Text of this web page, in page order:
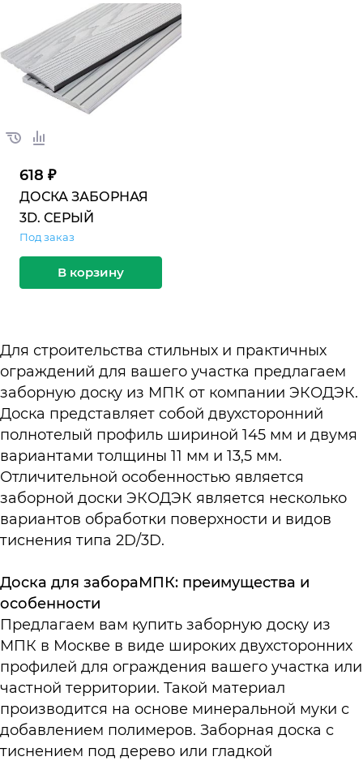
618 ₽
ДОСКА ЗАБОРНАЯ
3D. СЕРЫЙ
Под заказ
В корзину
Для строительства стильных и практичных
ограждений для вашего участка предлагаем
заборную доску из МПК от компании ЭКОДЭК.
Доска представляет собой двухсторонний
полнотелый профиль шириной 145 мм и двумя
вариантами толщины 11 мм и 13,5 мм.
Отличительной особенностью является
заборной доски ЭКОДЭК является несколько
вариантов обработки поверхности и видов
тиснения типа 2D/3D.
Доска для забораМПК: преимущества и
особенности
Предлагаем вам купить заборную доску из
МПК в Москве в виде широких двухсторонних
профилей для ограждения вашего участка или
частной территории. Такой материал
производится на основе минеральной муки с
добавлением полимеров. Заборная доска с
тиснением под дерево или гладкой